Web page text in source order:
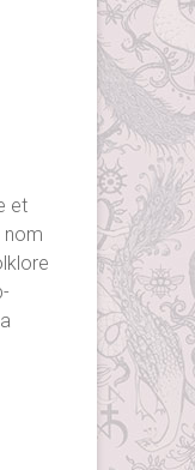
et
nom